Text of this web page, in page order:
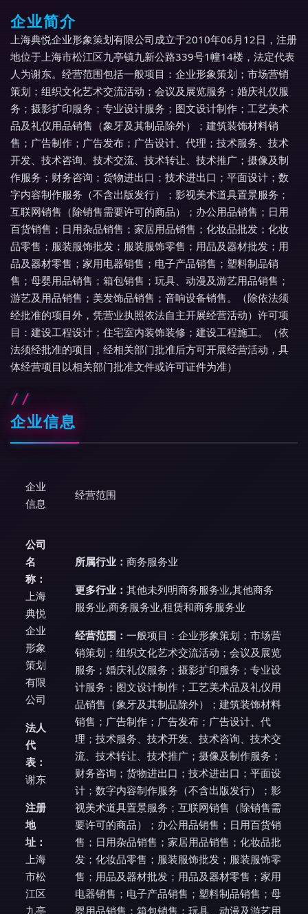
企业简介
上海典悦企业形象策划有限公司成立于2010年06月12日，注册
地位于上海市松江区九亭镇九新公路339号1幢14楼，法定代表
人为谢东。经营范围包括一般项目：企业形象策划；市场营销
策划；组织文化艺术交流活动；会议及展览服务；婚庆礼仪服
务；摄影扩印服务；专业设计服务；图文设计制作；工艺美术
品及礼仪用品销售（象牙及其制品除外）；建筑装饰材料销
售；广告制作；广告发布；广告设计、代理；技术服务、技术
开发、技术咨询、技术交流、技术转让、技术推广；摄像及制
作服务；财务咨询；货物进出口；技术进出口；平面设计；数
字内容制作服务（不含出版发行）；影视美术道具置景服务；
互联网销售（除销售需要许可的商品）；办公用品销售；日用
百货销售；日用杂品销售；家居用品销售；化妆品批发；化妆
品零售；服装服饰批发；服装服饰零售；用品及器材批发；用
品及器材零售；家用电器销售；电子产品销售；塑料制品销
售；母婴用品销售；箱包销售；玩具、动漫及游艺用品销售；
游艺及用品销售；美发饰品销售；音响设备销售。（除依法须
经批准的项目外，凭营业执照依法自主开展经营活动）许可项
目：建设工程设计；住宅室内装饰装修；建设工程施工。（依
法须经批准的项目，经相关部门批准后方可开展经营活动，具
体经营项目以相关部门批准文件或许可证件为准）
企业信息
企业
信息
经营范围
公司
名
称：
上海
典悦
企业
形象
策划
有限
公司
法人
代
表：
谢东
注册
地
址：
上海
市松
江区
九亭
所属行业： 商务服务业
更多行业： 其他未列明商务服务业,其他商务
服务业,商务服务业,租赁和商务服务业
经营范围： 一般项目：企业形象策划；市场营
销策划；组织文化艺术交流活动；会议及展览
服务；婚庆礼仪服务；摄影扩印服务；专业设
计服务；图文设计制作；工艺美术品及礼仪用
品销售（象牙及其制品除外）；建筑装饰材料
销售；广告制作；广告发布；广告设计、代
理；技术服务、技术开发、技术咨询、技术交
流、技术转让、技术推广；摄像及制作服务；
财务咨询；货物进出口；技术进出口；平面设
计；数字内容制作服务（不含出版发行）；影
视美术道具置景服务；互联网销售（除销售需
要许可的商品）；办公用品销售；日用百货销
售；日用杂品销售；家居用品销售；化妆品批
发；化妆品零售；服装服饰批发；服装服饰零
售；用品及器材批发；用品及器材零售；家用
电器销售；电子产品销售；塑料制品销售；母
婴用品销售；箱包销售；玩具、动漫及游艺用